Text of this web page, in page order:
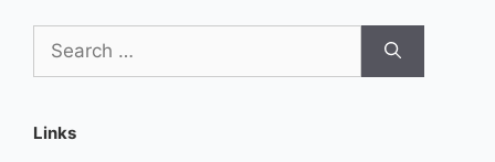
for:
Links